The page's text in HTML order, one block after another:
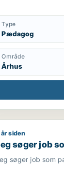
Type
Pædagog
Område
Århus
søger job
siden
søger job
søger job som